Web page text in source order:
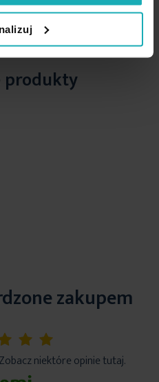
produkty
zakupem
5%
niektóre opinie tutaj.